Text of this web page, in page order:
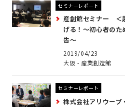
セミナーレポート
産創館セミナー ＜
げる！〜初心者の
告〜
2019/04/23
大阪 - 産業創造館
セミナーレポート
株式会社アリウープ